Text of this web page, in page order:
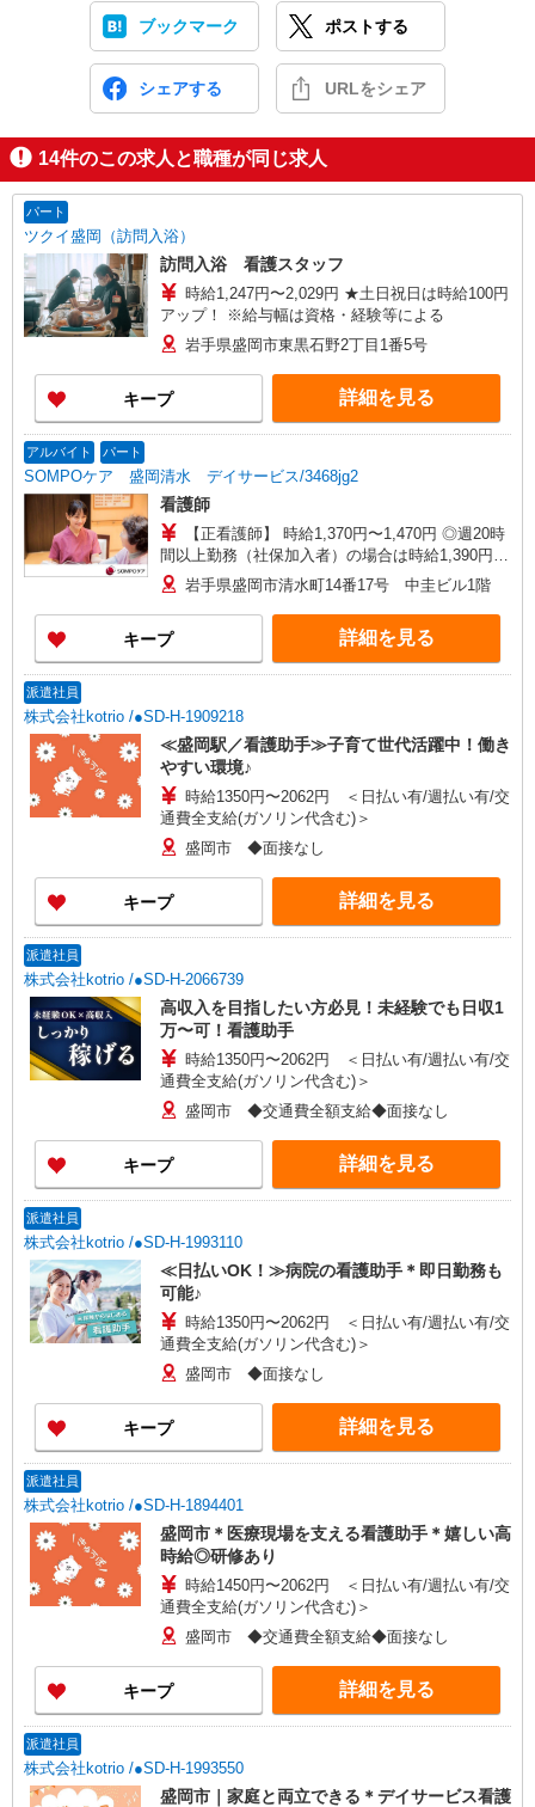
ブックマーク ポストする
シェアする URLをシェア
14件のこの求人と職種が同じ求人
パート
ツクイ盛岡（訪問入浴）
訪問入浴 看護スタッフ
時給1,247円〜2,029円 ★土日祝日は時給100円
アップ！ ※給与幅は資格・経験等による
岩手県盛岡市東黒石野2丁目1番5号
キープ 詳細を見る
アルバイト パート
SOMPOケア 盛岡清水 デイサービス/3468jg2
看護師
【正看護師】 時給1,370円〜1,470円 ◎週20時
間以上勤務（社保加入者）の場合は時給1,390円〜
1,490円 【准看護師】 時給1,070円〜1,170円 ◎週
20時間以上勤務（社保加入者）の場合は時給1,090
円〜1,190円 ※各種手当込 ※時給は経験により異
なる
岩手県盛岡市清水町14番17号 中圭ビル1階
キープ 詳細を見る
派遣社員
株式会社kotrio /●SD-H-1909218
≪盛岡駅／看護助手≫子育て世代活躍中！働き
やすい環境♪
時給1350円〜2062円 ＜日払い有/週払い有/交
通費全支給(ガソリン代含む)＞
盛岡市 ◆面接なし
キープ 詳細を見る
派遣社員
株式会社kotrio /●SD-H-2066739
高収入を目指したい方必見！未経験でも日収1
万〜可！看護助手
時給1350円〜2062円 ＜日払い有/週払い有/交
通費全支給(ガソリン代含む)＞
盛岡市 ◆交通費全額支給◆面接なし
キープ 詳細を見る
派遣社員
株式会社kotrio /●SD-H-1993110
≪日払いOK！≫病院の看護助手＊即日勤務も
可能♪
時給1350円〜2062円 ＜日払い有/週払い有/交
通費全支給(ガソリン代含む)＞
盛岡市 ◆面接なし
キープ 詳細を見る
派遣社員
株式会社kotrio /●SD-H-1894401
盛岡市＊医療現場を支える看護助手＊嬉しい高
時給◎研修あり
時給1450円〜2062円 ＜日払い有/週払い有/交
通費全支給(ガソリン代含む)＞
盛岡市 ◆交通費全額支給◆面接なし
キープ 詳細を見る
派遣社員
株式会社kotrio /●SD-H-1993550
盛岡市｜家庭と両立できる＊デイサービス看護